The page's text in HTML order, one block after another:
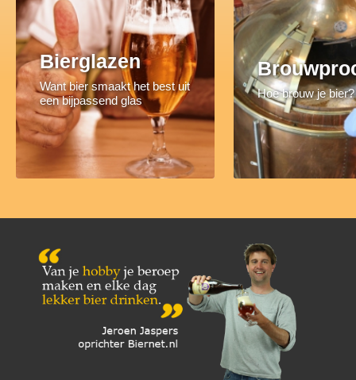
Bierglazen
Want bier smaakt het best uit
een bijpassend glas
Hoe brouw je bier?